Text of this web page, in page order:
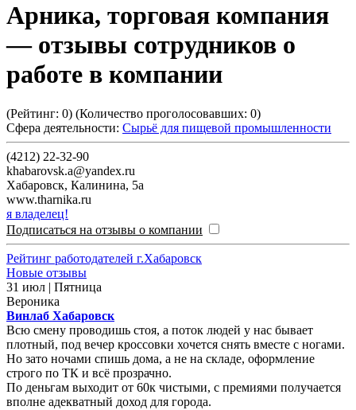
Арника, торговая компания
— отзывы сотрудников о
работе в компании
(Рейтинг: 0) (Количество проголосовавших: 0)
Сфера деятельности: Сырьё для пищевой промышленности
(4212) 22-32-90
khabarovsk.a@yandex.ru
Хабаровск, Калинина, 5а
www.tharnika.ru
я владелец!
Подписаться на отзывы о компании
Рейтинг работодателей г.Хабаровск
Новые отзывы
31 июл | Пятница
Вероника
Винлаб Хабаровск
Всю смену проводишь стоя, а поток людей у нас бывает
плотный, под вечер кроссовки хочется снять вместе с ногами.
Но зато ночами спишь дома, а не на складе, оформление
строго по ТК и всё прозрачно.
По деньгам выходит от 60к чистыми, с премиями получается
вполне адекватный доход для города.